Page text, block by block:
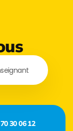
30 06 12